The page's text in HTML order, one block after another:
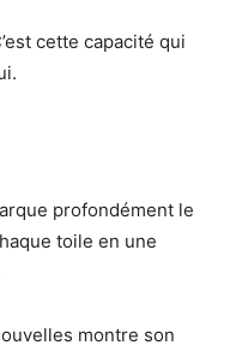
cette capacité qui
profondément le
toile en une
montre son